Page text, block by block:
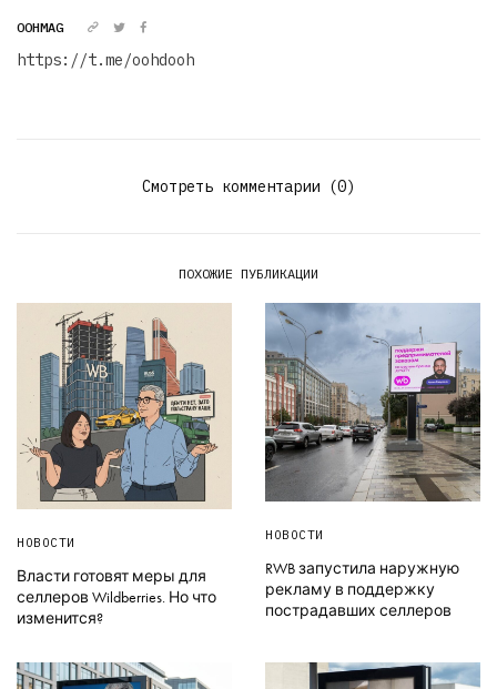
OOHMAG
https://t.me/oohdooh
Смотреть комментарии (0)
ПОХОЖИЕ ПУБЛИКАЦИИ
НОВОСТИ
Власти готовят меры для
селлеров Wildberries. Но что
изменится?
НОВОСТИ
RWB запустила наружную
рекламу в поддержку
пострадавших селлеров